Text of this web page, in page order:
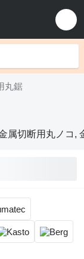
丸鋸
属切断用丸ノコ,